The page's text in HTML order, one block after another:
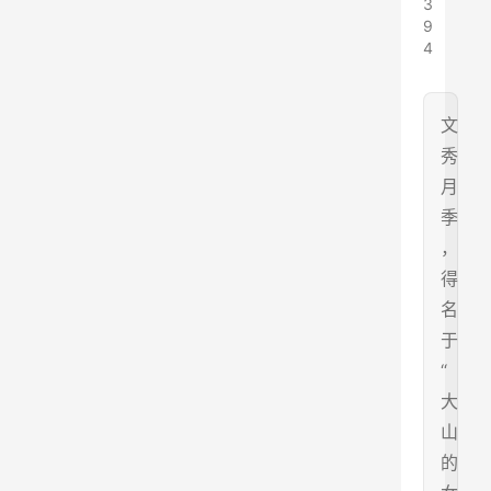
3
9
4
文
秀
月
季
，
得
名
于
“
大
山
的